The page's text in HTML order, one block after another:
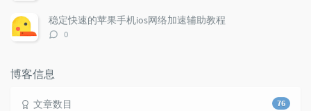
数：
稳定快速的苹果手机ios网络加速辅助教程
评
0
博客信息
76
文章数目